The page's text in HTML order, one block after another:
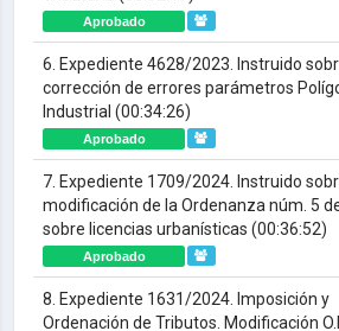
Aprobado
6. Expediente 4628/2023. Instruido
corrección de errores parámetros
Industrial (00:34:26)
Aprobado
7. Expediente 1709/2024. Instruido
modificación de la Ordenanza núm. 5
sobre licencias urbanísticas (00:36:52)
Aprobado
8. Expediente 1631/2024. Imposición y
Ordenación de Tributos. Modificación